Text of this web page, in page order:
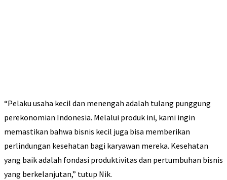
“Pelaku usaha kecil dan menengah adalah tulang punggung
perekonomian Indonesia. Melalui produk ini, kami ingin
memastikan bahwa bisnis kecil juga bisa memberikan
perlindungan kesehatan bagi karyawan mereka. Kesehatan
yang baik adalah fondasi produktivitas dan pertumbuhan bisnis
yang berkelanjutan,” tutup Nik.